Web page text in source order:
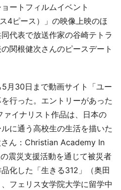
ートフィルムイベント
4ピース）」の映像上映のほ
代表で放送作家の谷崎テトラ
関根健次さんのピースデート
月30日まで動画サイト「ユー
行った。エントリーがあった
イナリスト作品は、日本の
に通う高校生の生活を描いた
さん：Christian Academy In
震災支援活動を通じて被災者
化した「生きる312」（奥田
フェリス女学院大学に留学中